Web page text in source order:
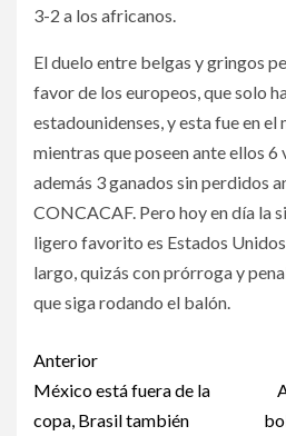
3-2 a los africanos.
El duelo entre belgas y gringos
favor de los europeos, que solo
estadounidenses, y esta fue en el
mientras que poseen ante ellos
además 3 ganados sin perdidos
CONCACAF. Pero hoy en día la
ligero favorito es Estados
largo, quizás con prórroga y
que siga rodando el balón.
Post
navigation
Anterior
México está fuera de la
copa, Brasil también